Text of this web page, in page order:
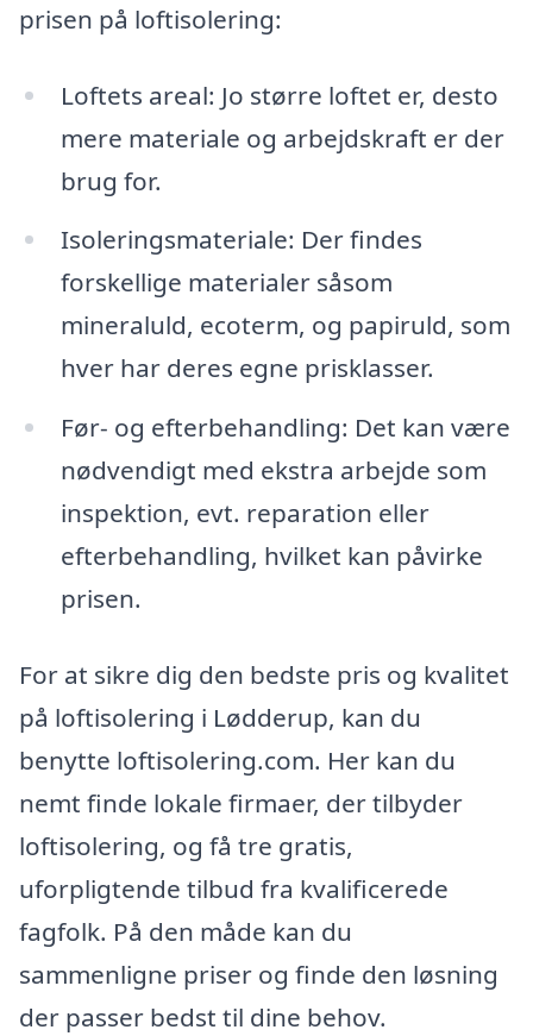
prisen på loftisolering:
Loftets areal: Jo større loftet er, desto
mere materiale og arbejdskraft er der
brug for.
Isoleringsmateriale: Der findes
forskellige materialer såsom
mineraluld, ecoterm, og papiruld, som
hver har deres egne prisklasser.
Før- og efterbehandling: Det kan være
nødvendigt med ekstra arbejde som
inspektion, evt. reparation eller
efterbehandling, hvilket kan påvirke
prisen.
For at sikre dig den bedste pris og kvalitet
på loftisolering i Lødderup, kan du
benytte loftisolering.com. Her kan du
nemt finde lokale firmaer, der tilbyder
loftisolering, og få tre gratis,
uforpligtende tilbud fra kvalificerede
fagfolk. På den måde kan du
sammenligne priser og finde den løsning
der passer bedst til dine behov.